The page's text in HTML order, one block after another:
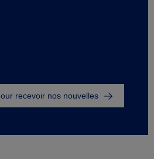
recevoir nos nouvelles